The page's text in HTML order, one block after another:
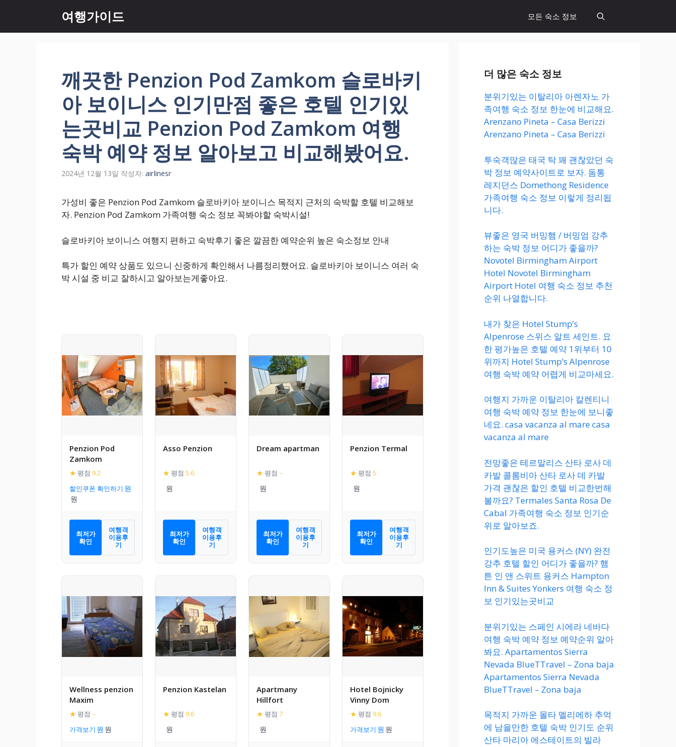
츠
여행가이드 모든 숙소 정보
깨끗한 Penzion Pod Zamkom 슬로바키
아 보이니스 인기만점 좋은 호텔 인기있
는곳비교 Penzion Pod Zamkom 여행
숙박 예약 정보 알아보고 비교해봤어요.
2024년 12월 13일 작성자: airlinesr
가성비 좋은 Penzion Pod Zamkom 슬로바키아 보이니스 목적지 근처의 숙박할 호텔 비교해보
자. Penzion Pod Zamkom 가족여행 숙소 정보 꼭봐야할 숙박시설!
슬로바키아 보이니스 여행지 편하고 숙박후기 좋은 깔끔한 예약순위 높은 숙소정보 안내
특가 할인 예약 상품도 있으니 신중하게 확인해서 나름정리했어요. 슬로바키아 보이니스 여러 숙
박 시설 중 비교 잘하시고 알아보는게좋아요.
Penzion Pod
Zamkom
★ 평점 9.2
할인쿠폰 확인하기
최저가
확인
여행객
이용후
기
Asso Penzion
★ 평점 5.6
최저가
확인
여행객
이용후
기
Dream apartman
★ 평점 –
최저가
확인
여행객
이용후
기
Penzion Termal
★ 평점 5
최저가
확인
여행객
이용후
기
Wellness penzion
Maxim
★ 평점 –
가격보기
Penzion Kastelan
★ 평점 9.6
Apartmany
Hillfort
★ 평점 7
Hotel Bojnicky
Vinny Dom
★ 평점 9.6
가격보기
더 많은 숙소 정보
분위기있는 이탈리아 아렌자노 가
족여행 숙소 정보 한눈에 비교해요.
Arenzano Pineta – Casa Berizzi
Arenzano Pineta – Casa Berizzi
투숙객많은 태국 탁 꽤 괜찮았던 숙
박 정보 예약사이트로 보자. 돔통
레지던스 Domethong Residence
가족여행 숙소 정보 이렇게 정리됩
니다.
뷰좋은 영국 버밍햄 / 버밍엄 강추
하는 숙박 정보 어디가 좋을까?
Novotel Birmingham Airport
Hotel Novotel Birmingham
Airport Hotel 여행 숙소 정보 추천
순위 나열합니다.
내가 찾은 Hotel Stump’s
Alpenrose 스위스 알트 세인트. 요
한 평가높은 호텔 예약 1위부터 10
위까지 Hotel Stump’s Alpenrose
여행 숙박 예약 어렵게 비교마세요.
여행지 가까운 이탈리아 칼렌티니
여행 숙박 예약 정보 한눈에 보니좋
네요. casa vacanza al mare casa
vacanza al mare
전망좋은 테르말리스 산타 로사 데
카발 콜롬비아 산타 로사 데 카발
가격 괜찮은 할인 호텔 비교한번해
볼까요? Termales Santa Rosa De
Cabal 가족여행 숙소 정보 인기순
위로 알아보죠.
인기도높은 미국 용커스 (NY) 완전
강추 호텔 할인 어디가 좋을까? 햄
튼 인 앤 스위트 용커스 Hampton
Inn & Suites Yonkers 여행 숙소 정
보 인기있는곳비교
분위기있는 스페인 시에라 네바다
여행 숙박 예약 정보 예약순위 알아
봐요. Apartamentos Sierra
Nevada BlueTTravel – Zona baja
Apartamentos Sierra Nevada
BlueTTravel – Zona baja
목적지 가까운 몰타 멜리에하 추억
에 남을만한 호텔 숙박 인기도 순위
산타 마리아 에스테이트의 빌라